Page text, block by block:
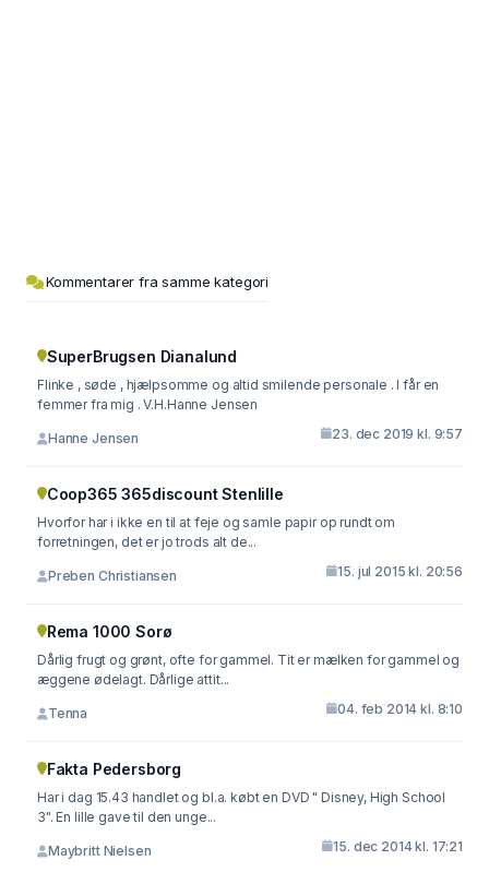
Kommentarer fra samme kategori
SuperBrugsen Dianalund
Flinke , søde , hjælpsomme og altid smilende personale . I får en
femmer fra mig . V.H.Hanne Jensen
Hanne Jensen 23. dec 2019 kl. 9:57
Coop365 365discount Stenlille
Hvorfor har i ikke en til at feje og samle papir op rundt om
forretningen, det er jo trods alt de...
Preben Christiansen 15. jul 2015 kl. 20:56
Rema 1000 Sorø
Dårlig frugt og grønt, ofte for gammel. Tit er mælken for gammel og
æggene ødelagt. Dårlige attit...
Tenna 04. feb 2014 kl. 8:10
Fakta Pedersborg
Har i dag 15.43 handlet og bl.a. købt en DVD " Disney, High School
3". En lille gave til den unge...
Maybritt Nielsen 15. dec 2014 kl. 17:21